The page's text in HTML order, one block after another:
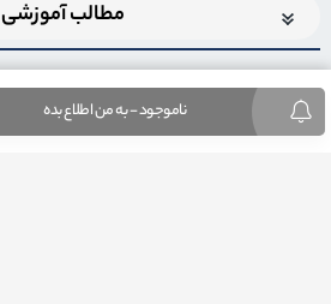
ناموجود - به من اطلاع بده
مطالب آموزشی